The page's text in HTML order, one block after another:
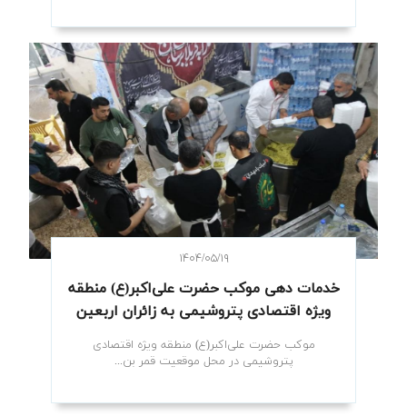
۱۴۰۴/۰۵/۱۹
خدمات دهی موکب حضرت علی‌اکبر(ع) منطقه
ویژه اقتصادی پتروشیمی به زائران اربعین
موکب حضرت علی‌اکبر(ع) منطقه ویژه اقتصادی
پتروشیمی در محل موقعیت قمر بن...